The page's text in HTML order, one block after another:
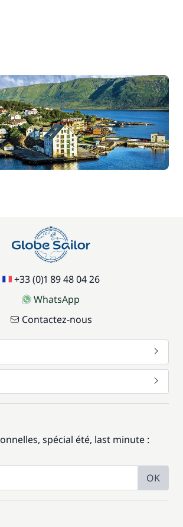
+33 (0)1 89 48 04 26
WhatsApp
Contactez-nous
spécial été, last minute :
OK